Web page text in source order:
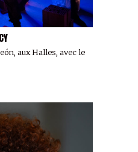
aux Halles, avec le